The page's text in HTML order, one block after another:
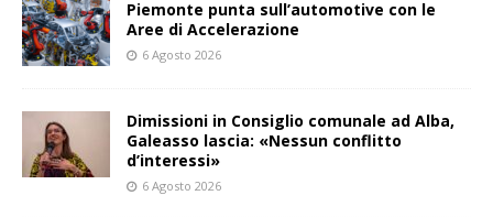
Piemonte punta sull’automotive con le
Aree di Accelerazione
6 Agosto 2026
Dimissioni in Consiglio comunale ad Alba,
Galeasso lascia: «Nessun conflitto
d’interessi»
6 Agosto 2026